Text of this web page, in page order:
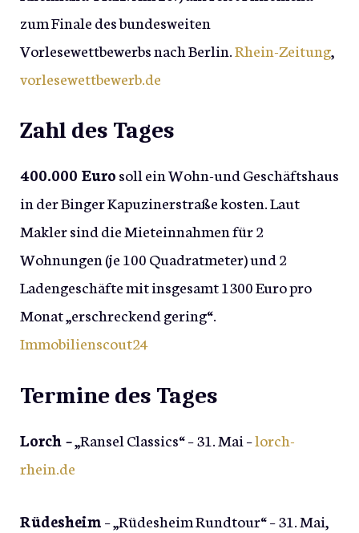
zum Finale des bundesweiten
Vorlesewettbewerbs nach Berlin.Rhein-Zeitung,
vorlesewettbewerb.de
Zahl des Tages
400.000 Eurosoll ein Wohn-und Geschäftshaus
in der Binger Kapuzinerstraße kosten. Laut
Makler sind die Mieteinnahmen für 2
Wohnungen (je 100 Quadratmeter) und 2
Ladengeschäfte mit insgesamt 1300 Euro pro
Monat „erschreckend gering“.
Immobilienscout24
Termine des Tages
Lorch –„Ransel Classics“ – 31. Mai –lorch-
rhein.de
Rüdesheim– „Rüdesheim Rundtour“ – 31. Mai,